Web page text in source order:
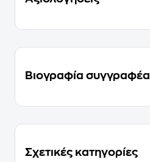
Βιογραφία συγγραφέα
Σχετικές κατηγορίες